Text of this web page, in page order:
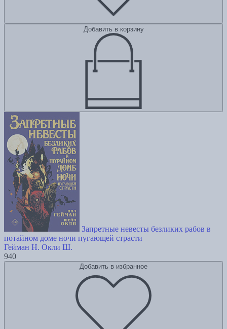
Добавить в корзину
Запретные невесты безликих рабов в
потайном доме ночи пугающей страсти
Гейман Н. Окли Ш.
940
Добавить в избранное